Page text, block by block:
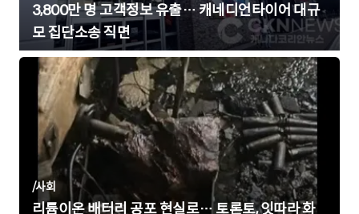
3,800만 명 고객정보 유출… 캐네디언타이어 대규
모 집단소송 직면
/사회
리튬이온 배터리 공포 현실로… 토론토, 잇따라 화